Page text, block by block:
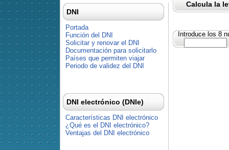
Calcula la
Introduce los 8
DNI
Portada
Función del DNI
Solicitar y renovar el DNI
Documentación para solicitarlo
Países que permiten viajar
Periodo de validez del DNI
DNI electrónico (DNIe)
Características DNI electrónico
¿Qué es el DNI electrónico?
Ventajas del DNI electrónico